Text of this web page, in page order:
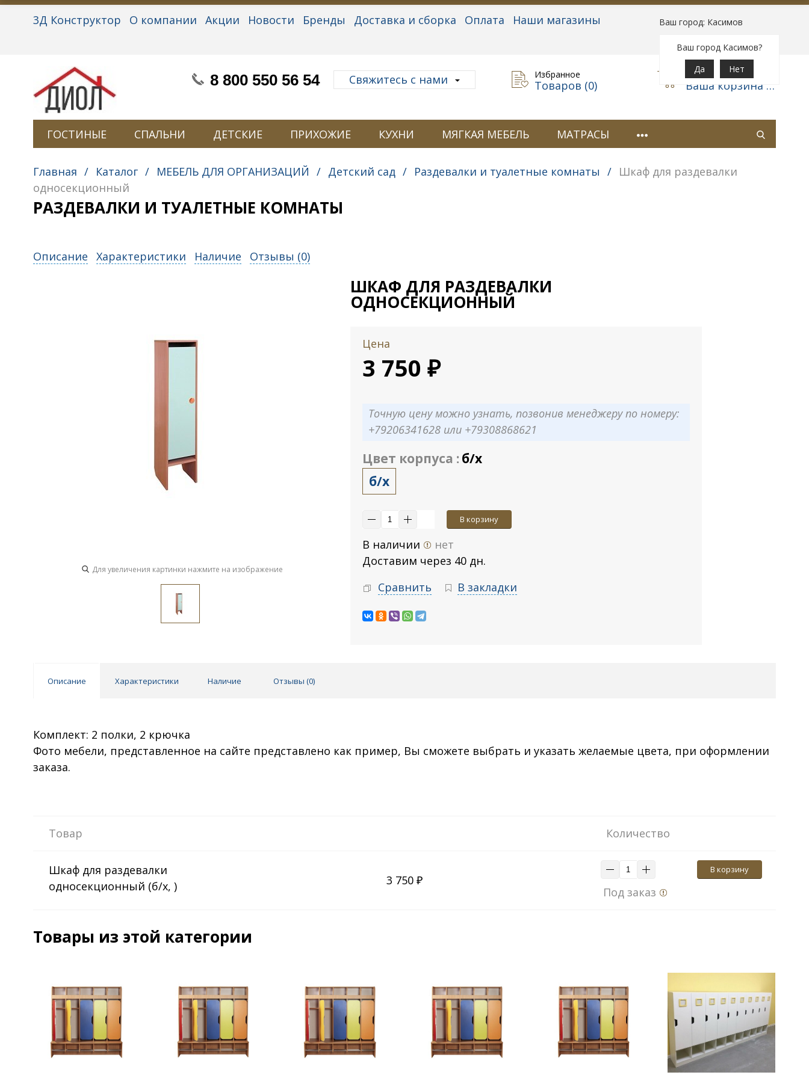
Ваш город: Касимов
Ваш город Касимов?
Да
Нет
Вход |Регистрация
3Д Конструктор О компании Акции Новости Бренды Доставка и сборка Оплата
Наши магазины
8 800 550 56 54 Свяжитесь с нами Избранное
Товаров (0)
Корзина
Ваша корзина пуста
ГОСТИНЫЕ СПАЛЬНИ ДЕТСКИЕ ПРИХОЖИЕ КУХНИ МЯГКАЯ МЕБЕЛЬ МАТРАСЫ
Главная / Каталог / МЕБЕЛЬ ДЛЯ ОРГАНИЗАЦИЙ / Детский сад / Раздевалки и туалетные комнаты / Шкаф для раздевалки
односекционный
РАЗДЕВАЛКИ И ТУАЛЕТНЫЕ КОМНАТЫ
Описание Характеристики Наличие Отзывы (0)
Для увеличения картинки нажмите на изображение
ШКАФ ДЛЯ РАЗДЕВАЛКИ
ОДНОСЕКЦИОННЫЙ
Цена
3 750 ₽
Точную цену можно узнать, позвонив менеджеру по номеру:
+79206341628 или +79308868621
Цвет корпуса : б/х
б/х
В корзину
В наличии
нет
Доставим через 40 дн.
Сравнить
В закладки
Описание Характеристики Наличие Отзывы (0)
Комплект: 2 полки, 2 крючка
Фото мебели, представленное на сайте представлено как пример, Вы сможете выбрать и указать желаемые цвета, при оформлении
заказа.
Товар Количество
Шкаф для раздевалки
односекционный (б/х, )
3 750 ₽
В корзину
Под заказ
Товары из этой категории